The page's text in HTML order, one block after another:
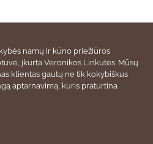
namų ir kūno priežiūros
įkurta Veronikos Linkutės. Mūsų
klientas gautų ne tik kokybiškus
aptarnavimą, kuris praturtina